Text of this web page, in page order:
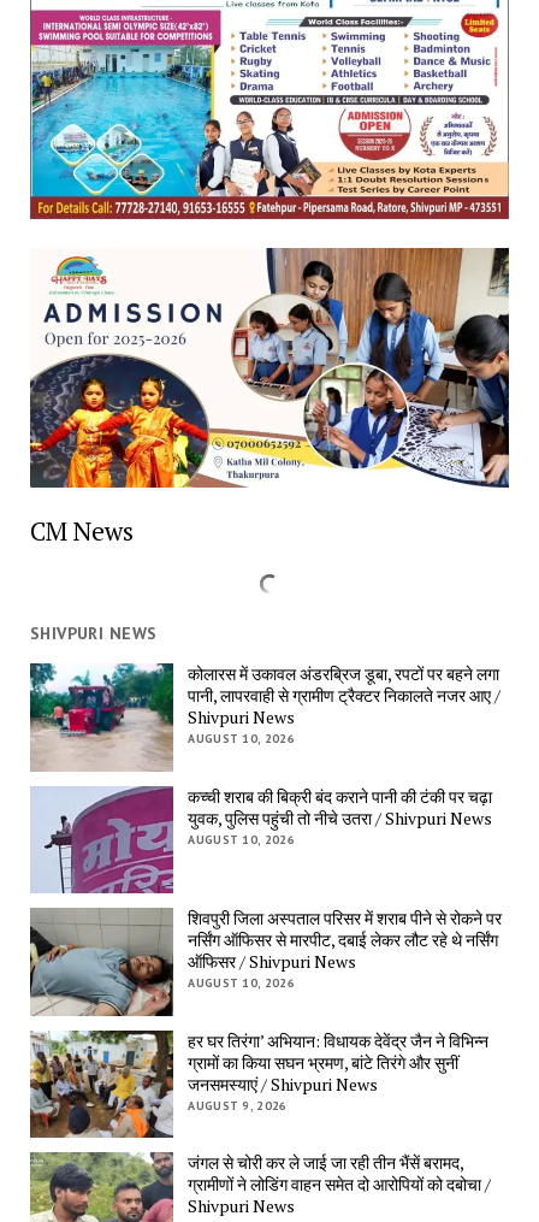
CM News
SHIVPURI NEWS
कोलारस में उकावल अंडरब्रिज डूबा, रपटों पर बहने लगा
पानी, लापरवाही से ग्रामीण ट्रैक्टर निकालते नजर आए /
Shivpuri News
AUGUST 10, 2026
कच्ची शराब की बिक्री बंद कराने पानी की टंकी पर चढ़ा
युवक, पुलिस पहुंची तो नीचे उतरा / Shivpuri News
AUGUST 10, 2026
शिवपुरी जिला अस्पताल परिसर में शराब पीने से रोकने पर
नर्सिंग ऑफिसर से मारपीट, दबाई लेकर लौट रहे थे नर्सिंग
ऑफिसर / Shivpuri News
AUGUST 10, 2026
हर घर तिरंगा’ अभियान: विधायक देवेंद्र जैन ने विभिन्न
ग्रामों का किया सघन भ्रमण, बांटे तिरंगे और सुनीं
जनसमस्याएं / Shivpuri News
AUGUST 9, 2026
जंगल से चोरी कर ले जाई जा रही तीन भैंसें बरामद,
ग्रामीणों ने लोडिंग वाहन समेत दो आरोपियों को दबोचा /
Shivpuri News